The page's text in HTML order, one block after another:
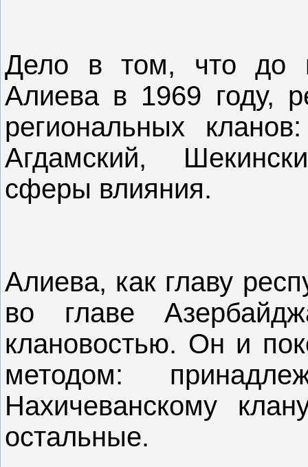
Дело в том, что до
Алиева в 1969 году,
региональных
Агдамский,
сферы влияния.
Алиева, как главу
во главе
клановостью. Он и
методом:
Нахичеванскому
остальные.